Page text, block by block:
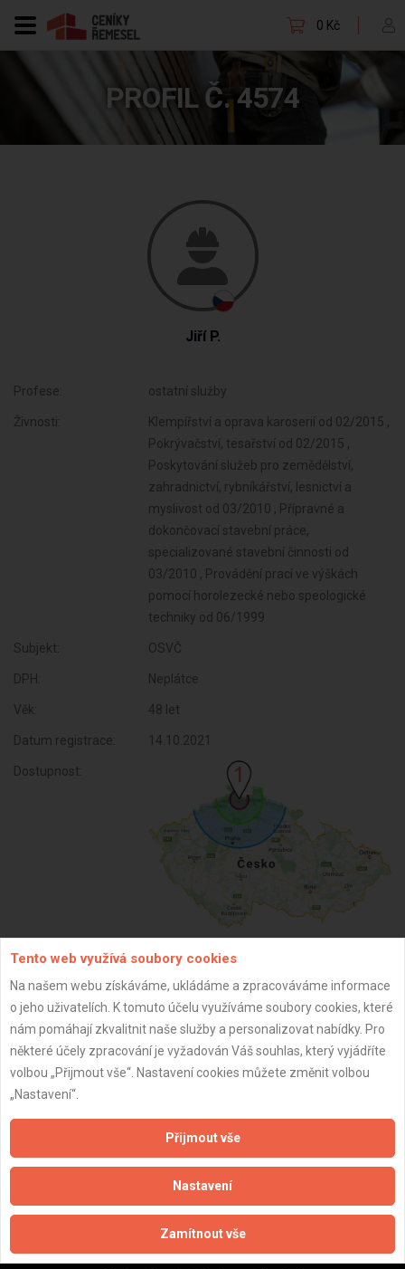
0 Kč
PROFIL Č. 4574
Jiří P.
Profese: ostatní služby
Živnosti:
Klempířství a oprava karoserií od 02/2015 ,
Pokrývačství, tesařství od 02/2015 ,
Poskytování služeb pro zemědělství,
zahradnictví, rybníkářství, lesnictví a
myslivost od 03/2010 , Přípravné a
dokončovací stavební práce,
specializované stavební činnosti od
03/2010 , Provádění prací ve výškách
pomocí horolezecké nebo speologické
techniky od 06/1999
Subjekt: OSVČ
DPH: Neplátce
Věk: 48 let
Datum registrace: 14.10.2021
Dostupnost:
ZPĚT
Aktualizováno z portálu ARES dne 03.12.2025 00:00:02
Důležité informace
Naše firmy a řemeslníci
Zpracování a ochrana osobních údajů
Zásady pro používání souborů cookie
Obchodní podmínky (zprostředkování)
Tento web využívá soubory cookies
Na našem webu získáváme, ukládáme a zpracováváme informace
o jeho uživatelích. K tomuto účelu využíváme soubory cookies, které
nám pomáhají zkvalitnit naše služby a personalizovat nabídky. Pro
některé účely zpracování je vyžadován Váš souhlas, který vyjádříte
volbou „Přijmout vše“. Nastavení cookies můžete změnit volbou
„Nastavení“.
Přijmout vše
Nastavení
Zamítnout vše